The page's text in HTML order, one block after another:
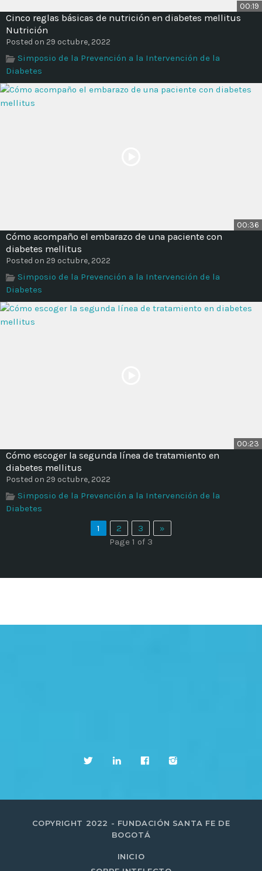
00:19
Cinco reglas básicas de nutrición en diabetes mellitus
Nutrición
Posted on 29 octubre, 2022
Simposio de la Prevención a la Intervención de la
Diabetes
00:36
Cómo acompaño el embarazo de una paciente con
diabetes mellitus
Posted on 29 octubre, 2022
Simposio de la Prevención a la Intervención de la
Diabetes
00:23
Cómo escoger la segunda línea de tratamiento en
diabetes mellitus
Posted on 29 octubre, 2022
Simposio de la Prevención a la Intervención de la
Diabetes
1
2 3
»
Page 1 of 3
COPYRIGHT 2022 - FUNDACIÓN SANTA FE DE
BOGOTÁ
INICIO